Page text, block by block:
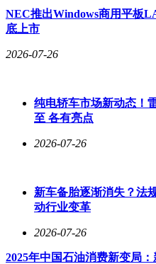
本文由AI生成，仅供参考，
自行承担。更多相关内容可在
NEC推出Windows商用平板
底上市
2026-07-26
纯电轿车市场新动态！
至 各有亮点
2026-07-26
新车备胎逐渐消失？法
动行业变革
2026-07-26
2025年中国石油消费新变局